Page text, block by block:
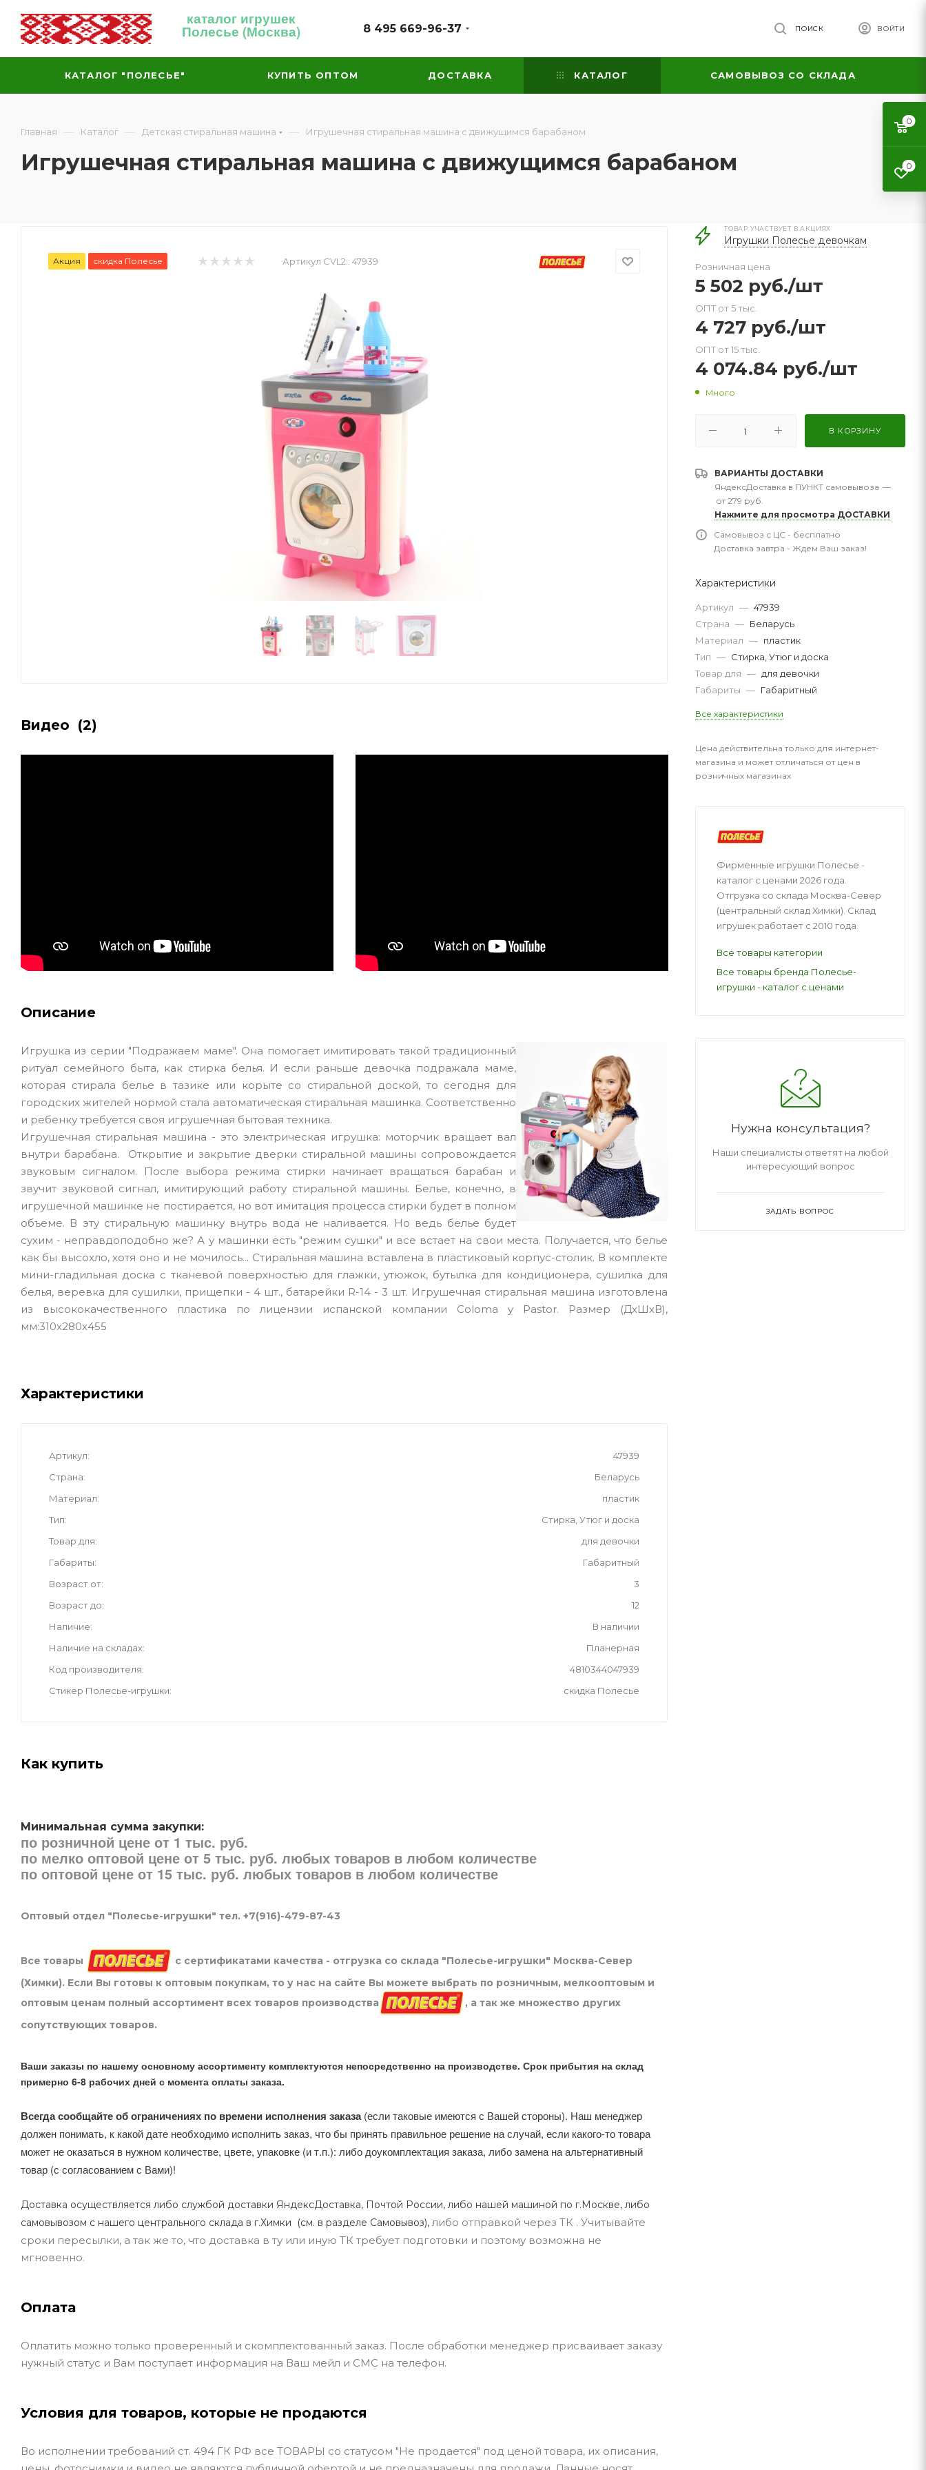
каталог игрушек
Полесье (Москва) 8 495 669-96-37 ВОЙТИ
ПОИСК
КАТАЛОГ "ПОЛЕСЬЕ" КУПИТЬ ОПТОМ ДОСТАВКА КАТАЛОГ САМОВЫВОЗ СО СКЛАДА
Главная — Каталог — Детская стиральная машина — Игрушечная cтиральная машина с движущимся барабаном
Игрушечная cтиральная машина с движущимся барабаном
Акция скидка Полесье Артикул CVL2:: 47939
Видео (2)
Описание
Игрушка из серии "Подражаем маме". Она помогает имитировать такой традиционный
ритуал семейного быта, как стирка белья. И если раньше девочка подражала маме,
которая стирала белье в тазике или корыте со стиральной доской, то сегодня для
городских жителей нормой стала автоматическая стиральная машинка. Соответственно
и ребенку требуется своя игрушечная бытовая техника.
Игрушечная стиральная машина - это электрическая игрушка: моторчик вращает вал
внутри барабана. Открытие и закрытие дверки стиральной машины сопровождается
звуковым сигналом. После выбора режима стирки начинает вращаться барабан и
звучит звуковой сигнал, имитирующий работу стиральной машины. Белье, конечно, в
игрушечной машинке не постирается, но вот имитация процесса стирки будет в полном
объеме. В эту стиральную машинку внутрь вода не наливается. Но ведь белье будет
сухим - неправдоподобно же? А у машинки есть "режим сушки" и все встает на свои места. Получается, что белье
как бы высохло, хотя оно и не мочилось... Стиральная машина вставлена в пластиковый корпус-столик. В комплекте
мини-гладильная доска с тканевой поверхностью для глажки, утюжок, бутылка для кондиционера, сушилка для
белья, веревка для сушилки, прищепки - 4 шт., батарейки R-14 - 3 шт. Игрушечная cтиральная машина изготовлена
из высококачественного пластика по лицензии испанской компании Coloma y Pastor. Размер (ДхШхВ),
мм:310х280х455
Характеристики
Артикул
47939
Страна
Беларусь
Материал
пластик
Тип
Стирка, Утюг и доска
Товар для
для девочки
Габариты
Габаритный
Возраст от
3
Возраст до
12
Наличие
В наличии
Наличие на складах
Планерная
Код производителя
4810344047939
Стикер Полесье-игрушки
скидка Полесье
Как купить
Минимальная сумма закупки:
по розничной цене от 1 тыс. руб.
по мелко оптовой цене от 5 тыс. руб. любых товаров в любом количестве
по оптовой цене от 15 тыс. руб. любых товаров в любом количестве
Оптовый отдел "Полесье-игрушки" тел. +7(916)-479-87-43
Все товары
с сертификатами качества - отгрузка со склада "Полесье-игрушки" Москва-Север
(Химки). Если Вы готовы к оптовым покупкам, то у нас на сайте Вы можете выбрать по розничным, мелкооптовым и
оптовым ценам полный ассортимент всех товаров производства
, а так же множество других
сопутствующих товаров.
Ваши заказы по нашему основному ассортименту комплектуются непосредственно на производстве. Срок прибытия на склад
примерно 6-8 рабочих дней с момента оплаты заказа.
Всегда сообщайте об ограничениях по времени исполнения заказа(если таковые имеются с Вашей стороны). Наш менеджер
должен понимать, к какой дате необходимо исполнить заказ, что бы принять правильное решение на случай, если какого-то товара
может не оказаться в нужном количестве, цвете, упаковке (и т.п.): либо доукомплектация заказа, либо замена на альтернативный
товар (с согласованием с Вами)!
Доставка осуществляется либо службой доставки ЯндексДоставка, Почтой России, либо нашей машиной по г.Москве, либо
самовывозом с нашего центрального склада в г.Химки (см. в разделе Самовывоз), либо отправкой через ТК . Учитывайте
сроки пересылки, а так же то, что доставка в ту или иную ТК требует подготовки и поэтому возможна не
мгновенно.
Оплата
Оплатить можно только проверенный и скомплектованный заказ. После обработки менеджер присваивает заказу
нужный статус и Вам поступает информация на Ваш мейл и СМС на телефон.
Условия для товаров, которые не продаются
Во исполнении требований ст. 494 ГК РФ все ТОВАРЫ со статусом "Не продается" под ценой товара, их описания,
ТОВАР УЧАСТВУЕТ В АКЦИЯХ
Игрушки Полесье девочкам
Розничная цена
5 502 руб./шт
ОПТ от 5 тыс.
4 727 руб./шт
ОПТ от 15 тыс.
4 074.84 руб./шт
Много
В КОРЗИНУ
ВАРИАНТЫ ДОСТАВКИ
ЯндексДоставка в ПУНКТ самовывоза —
от 279 руб.
Нажмите для просмотра ДОСТАВКИ
Самовывоз с ЦС - бесплатно
Доставка завтра - Ждем Ваш заказ!
Характеристики
Артикул — 47939
Страна — Беларусь
Материал — пластик
Тип — Стирка, Утюг и доска
Товар для — для девочки
Габариты — Габаритный
Все характеристики
Цена действительна только для интернет-
магазина и может отличаться от цен в
розничных магазинах
Фирменные игрушки Полесье -
каталог с ценами 2026 года.
Отгрузка со склада Москва-Север
(центральный склад Химки). Склад
игрушек работает с 2010 года.
Все товары категории
Все товары бренда Полесье-
игрушки - каталог с ценами
Нужна консультация?
Наши специалисты ответят на любой
интересующий вопрос
ЗАДАТЬ ВОПРОС
0
0